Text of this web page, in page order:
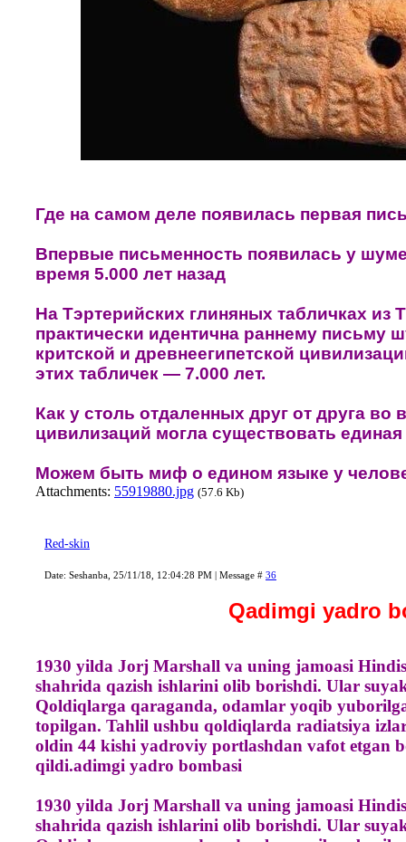
Где на самом деле появилась первая
Впервые письменность появилась у
время 5.000 лет назад
На Тэртерийских глиняных табличках из
практически идентична раннему письму
критской и древнеегипетской
этих табличек — 7.000 лет.
Как у столь отдаленных друг от друга во
цивилизаций могла существовать
Можем быть миф о едином языке у
Attachments: 55919880.jpg (57.6 Kb)
Red-skin
Date: Seshanba, 25/11/18, 12:04:28 PM | Message # 36
Qadimgi yadro
1930 yilda Jorj Marshall va uning jamoasi
shahrida qazish ishlarini olib borishdi. Ular
Qoldiqlarga qaraganda, odamlar yoqib
topilgan. Tahlil ushbu qoldiqlarda radiatsiya
oldin 44 kishi yadroviy portlashdan vafot etgan
qildi.adimgi yadro bombasi
1930 yilda Jorj Marshall va uning jamoasi
shahrida qazish ishlarini olib borishdi. Ular